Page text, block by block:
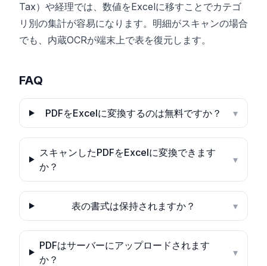
Tax）や経理では、数値をExcelに移すことでカテゴ
リ別の集計が容易になります。明細がスキャンの場合
でも、内蔵OCRが端末上で表を復元します。
FAQ
PDFをExcelに変換するのは無料ですか？ ▾
スキャンしたPDFをExcelに変換できます
か？
▾
表の書式は保持されますか？ ▾
PDFはサーバーにアップロードされます
か？
▾